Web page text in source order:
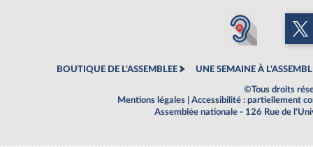
BOUTIQUE DE L'ASSEMBLEE UNE SEMAINE À
©Tous droits
Mentions légales
Accessibilité : partiellement
Assemblée nationale - 126 Rue de